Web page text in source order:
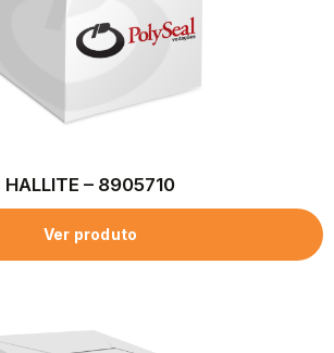
HALLITE – 8905710
Ver produto